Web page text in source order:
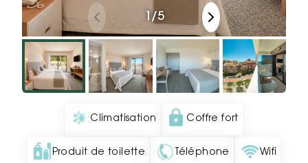
1/5
Climatisation Coffre fort
Produit de toilette Téléphone Wifi